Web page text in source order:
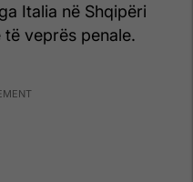
Italia në Shqipëri
veprës penale.